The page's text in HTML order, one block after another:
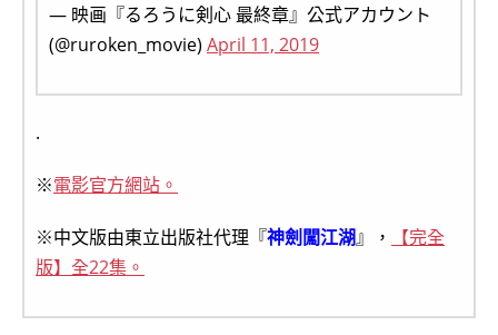
— 映画『るろうに剣心 最終章』公式アカウント
(@ruroken_movie) April 11, 2019
.
※電影官方網站。
※中文版由東立出版社代理『神劍闖江湖』，
【完全
版】全22集。